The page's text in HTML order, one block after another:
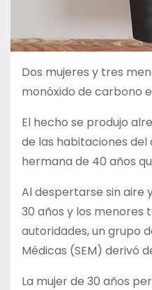
Dos mujeres y tres
monóxido de carbono
El hecho se produjo
de las habitaciones del
hermana de 40 años
Al despertarse sin aire
30 años y los
autoridades, un grupo
Médicas (SEM) derivó
La mujer de 30 años